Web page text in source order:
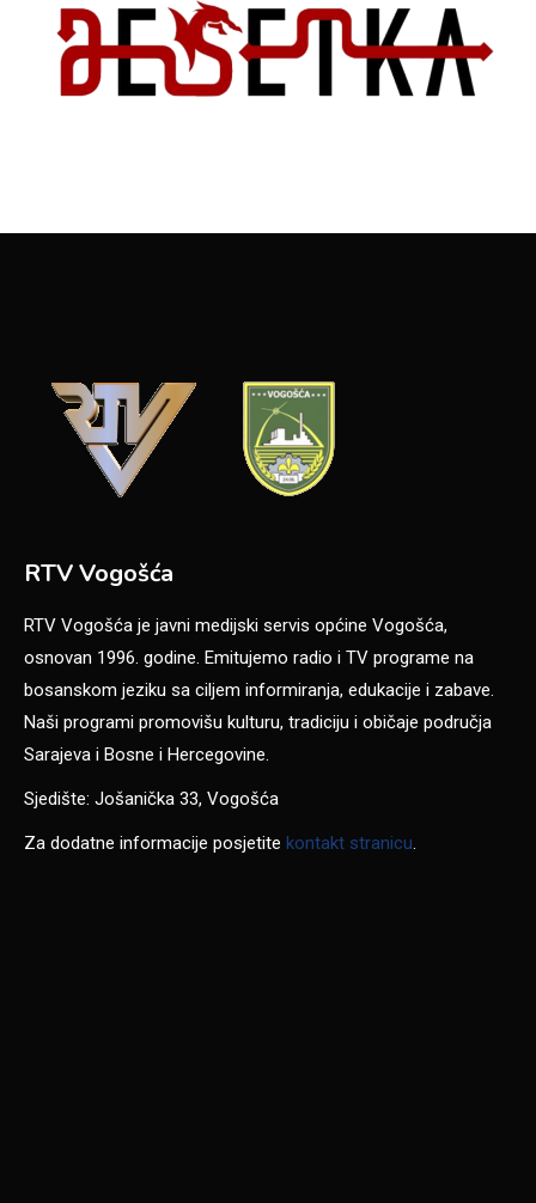
RTV Vogošća
RTV Vogošća je javni medijski servis općine Vogošća,
osnovan 1996. godine. Emitujemo radio i TV programe na
bosanskom jeziku sa ciljem informiranja, edukacije i zabave.
Naši programi promovišu kulturu, tradiciju i običaje područja
Sarajeva i Bosne i Hercegovine.
Sjedište: Jošanička 33, Vogošća
Za dodatne informacije posjetite kontakt stranicu